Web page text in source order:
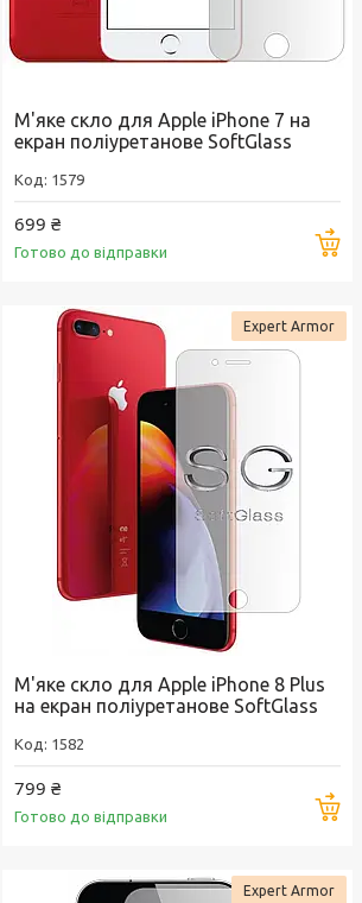
Купити
М'яке скло для Apple iPhone 7 на
екран поліуретанове SoftGlass
1579
699 ₴
Готово до відправки
Купити
Expert Armor
М'яке скло для Apple iPhone 8 Plus
на екран поліуретанове SoftGlass
1582
799 ₴
Готово до відправки
Expert Armor